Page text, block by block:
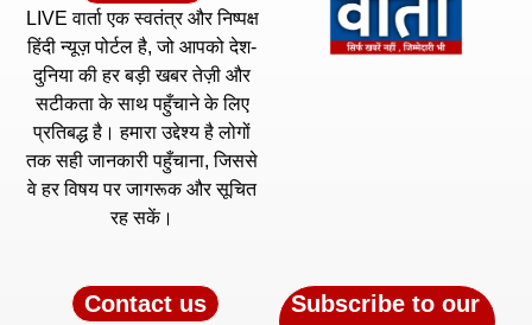
LIVE वार्ता एक स्वतंत्र और निष्पक्ष
हिंदी न्यूज़ पोर्टल है, जो आपको देश-
दुनिया की हर बड़ी खबर तेज़ी और
सटीकता के साथ पहुँचाने के लिए
प्रतिबद्ध है। हमारा उद्देश्य है लोगों
तक सही जानकारी पहुँचाना, जिससे
वे हर विषय पर जागरूक और सूचित
रह सकें।
Contact us
Subscribe to our